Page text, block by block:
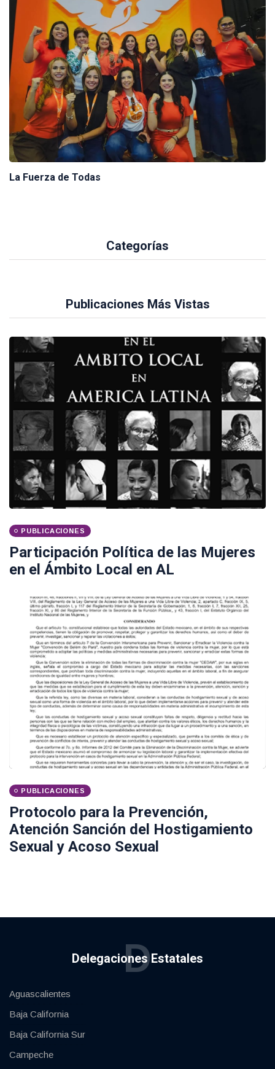
La Fuerza de Todas
Categorías
Publicaciones Más Vistas
PUBLICACIONES
Participación Política de las Mujeres
en el Ámbito Local en AL
PUBLICACIONES
Protocolo para la Prevención,
Atención Sanción del Hostigamiento
Sexual y Acoso Sexual
Delegaciones Estatales
D
Aguascalientes
Baja California
Baja California Sur
Campeche